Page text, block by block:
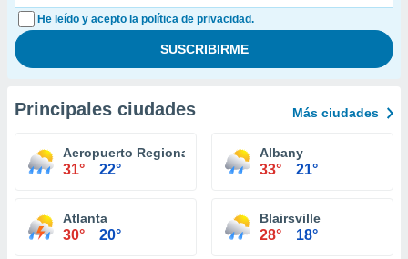
He leído y acepto la política de privacidad.
Principales ciudades Más ciudades
Aeropuerto Regional Augusta
31° 22°
Albany
33° 21°
Atlanta
30° 20°
Blairsville
28° 18°